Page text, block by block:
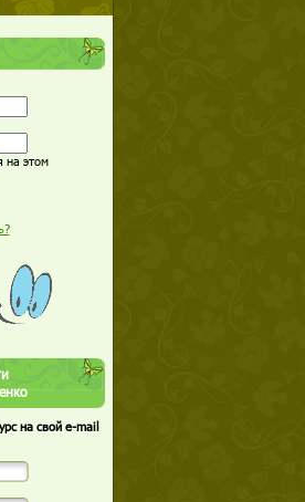
на этом
на свой e-mail